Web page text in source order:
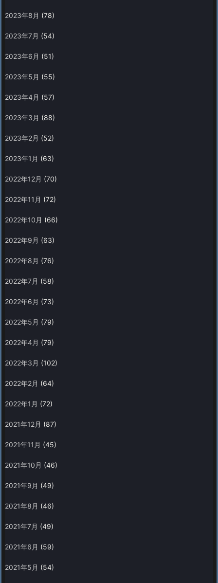
2023年8月 (78)
2023年7月 (54)
2023年6月 (51)
2023年5月 (55)
2023年4月 (57)
2023年3月 (88)
2023年2月 (52)
2023年1月 (63)
2022年12月 (70)
2022年11月 (72)
2022年10月 (66)
2022年9月 (63)
2022年8月 (76)
2022年7月 (58)
2022年6月 (73)
2022年5月 (79)
2022年4月 (79)
2022年3月 (102)
2022年2月 (64)
2022年1月 (72)
2021年12月 (87)
2021年11月 (45)
2021年10月 (46)
2021年9月 (49)
2021年8月 (46)
2021年7月 (49)
2021年6月 (59)
2021年5月 (54)